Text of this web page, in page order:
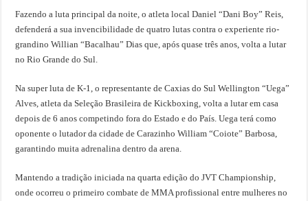
Fazendo a luta principal da noite, o atleta local Daniel “Dani Boy” Reis,
defenderá a sua invencibilidade de quatro lutas contra o experiente rio-
grandino Willian “Bacalhau” Dias que, após quase três anos, volta a lutar
no Rio Grande do Sul.
Na super luta de K-1, o representante de Caxias do Sul Wellington “Uega”
Alves, atleta da Seleção Brasileira de Kickboxing, volta a lutar em casa
depois de 6 anos competindo fora do Estado e do País. Uega terá como
oponente o lutador da cidade de Carazinho William “Coiote” Barbosa,
garantindo muita adrenalina dentro da arena.
Mantendo a tradição iniciada na quarta edição do JVT Championship,
onde ocorreu o primeiro combate de MMA profissional entre mulheres no